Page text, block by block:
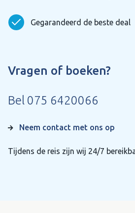
Gegarandeerd de beste deal
Vragen of boeken?
Bel 075 6420066
Neem contact met ons op
Tijdens de reis zijn wij 24/7